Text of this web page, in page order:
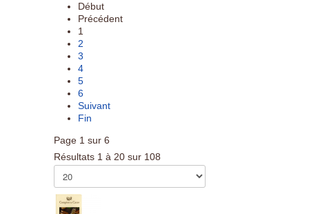
Début
Précédent
1
2
3
4
5
6
Suivant
Fin
Page 1 sur 6
Résultats 1 à 20 sur 108